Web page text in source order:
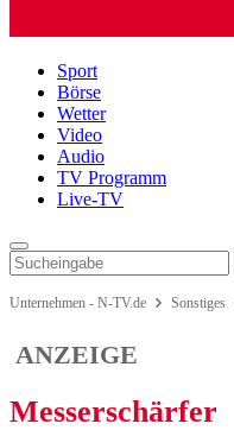
Sport
Börse
Wetter
Video
Audio
TV Programm
Live-TV
Unternehmen - N-TV.de Sonstiges
ANZEIGE
Messerschärfer